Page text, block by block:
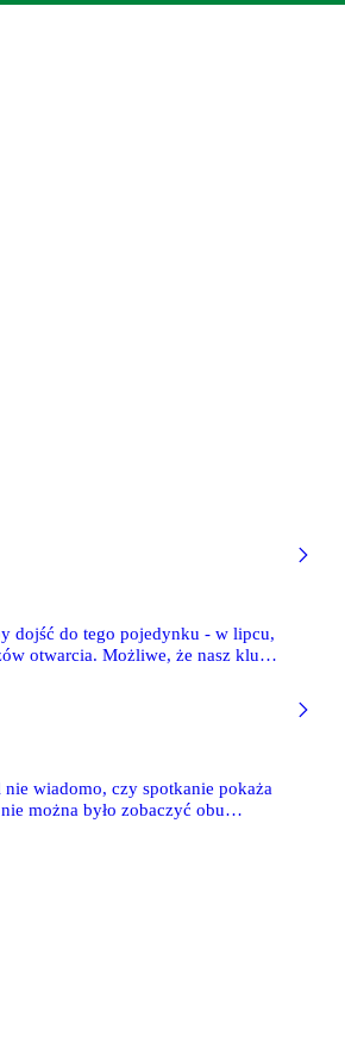
dojść do tego pojedynku - w lipcu,
otwarcia. Możliwe, że nasz klub
wiadomo, czy spotkanie pokaża
można było zobaczyć obu